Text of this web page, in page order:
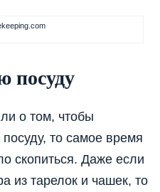
посуду
о том, чтобы
то самое время
скопиться. Даже если
из тарелок и чашек, то